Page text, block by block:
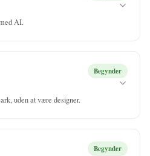
AI.
i Excel for Begyndere
uden at være designer.
Begynder
tilFormatering
Begynder